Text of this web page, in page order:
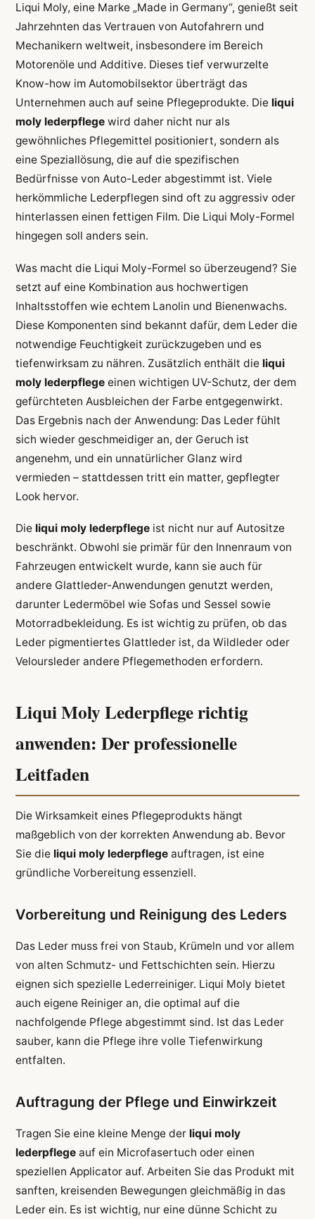
Liqui Moly, eine Marke „Made in Germany“, genießt seit
Jahrzehnten das Vertrauen von Autofahrern und
Mechanikern weltweit, insbesondere im Bereich
Motorenöle und Additive. Dieses tief verwurzelte
Know-how im Automobilsektor überträgt das
Unternehmen auch auf seine Pflegeprodukte. Die liqui
moly lederpflegewird daher nicht nur als
gewöhnliches Pflegemittel positioniert, sondern als
eine Speziallösung, die auf die spezifischen
Bedürfnisse von Auto-Leder abgestimmt ist. Viele
herkömmliche Lederpflegen sind oft zu aggressiv oder
hinterlassen einen fettigen Film. Die Liqui Moly-Formel
hingegen soll anders sein.
Was macht die Liqui Moly-Formel so überzeugend? Sie
setzt auf eine Kombination aus hochwertigen
Inhaltsstoffen wie echtem Lanolin und Bienenwachs.
Diese Komponenten sind bekannt dafür, dem Leder die
notwendige Feuchtigkeit zurückzugeben und es
tiefenwirksam zu nähren. Zusätzlich enthält die liqui
moly lederpflegeeinen wichtigen UV-Schutz, der dem
gefürchteten Ausbleichen der Farbe entgegenwirkt.
Das Ergebnis nach der Anwendung: Das Leder fühlt
sich wieder geschmeidiger an, der Geruch ist
angenehm, und ein unnatürlicher Glanz wird
vermieden – stattdessen tritt ein matter, gepflegter
Look hervor.
Die liqui moly lederpflegeist nicht nur auf Autositze
beschränkt. Obwohl sie primär für den Innenraum von
Fahrzeugen entwickelt wurde, kann sie auch für
andere Glattleder-Anwendungen genutzt werden,
darunter Ledermöbel wie Sofas und Sessel sowie
Motorradbekleidung. Es ist wichtig zu prüfen, ob das
Leder pigmentiertes Glattleder ist, da Wildleder oder
Veloursleder andere Pflegemethoden erfordern.
Liqui Moly Lederpflege richtig
anwenden: Der professionelle
Leitfaden
Die Wirksamkeit eines Pflegeprodukts hängt
maßgeblich von der korrekten Anwendung ab. Bevor
Sie die liqui moly lederpflegeauftragen, ist eine
gründliche Vorbereitung essenziell.
Vorbereitung und Reinigung des Leders
Das Leder muss frei von Staub, Krümeln und vor allem
von alten Schmutz- und Fettschichten sein. Hierzu
eignen sich spezielle Lederreiniger. Liqui Moly bietet
auch eigene Reiniger an, die optimal auf die
nachfolgende Pflege abgestimmt sind. Ist das Leder
sauber, kann die Pflege ihre volle Tiefenwirkung
entfalten.
Auftragung der Pflege und Einwirkzeit
Tragen Sie eine kleine Menge der liqui moly
lederpflegeauf ein Microfasertuch oder einen
speziellen Applicator auf. Arbeiten Sie das Produkt mit
sanften, kreisenden Bewegungen gleichmäßig in das
Leder ein. Es ist wichtig, nur eine dünne Schicht zu